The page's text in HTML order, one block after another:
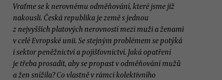
Vraťme se k nerovnému odměňování, které jsme již
nakousli. Česká republika je země s jednou
z nejvyšších platových nerovností mezi muži a ženami
v celé Evropské unii. Se stejným problémem se potýká
i sektor peněžnictví a pojišťovnictví. Jaká opatření
je třeba prosadit, aby se propast v odměňování mužů
a žen snížila? Co vlastně v rámci kolektivního